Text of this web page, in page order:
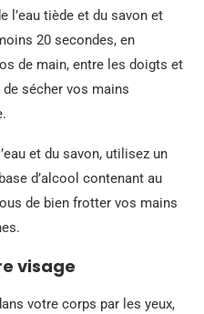
l’eau tiède et du savon et
20 secondes, en
de main, entre les doigts et
sécher vos mains
et du savon, utilisez un
d’alcool contenant au
de bien frotter vos mains
visage
votre corps par les yeux,